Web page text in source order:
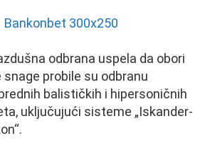
odbrana uspela da obori
snage probile su odbranu
balističkih i hipersoničnih
uključujući sisteme „Iskander-